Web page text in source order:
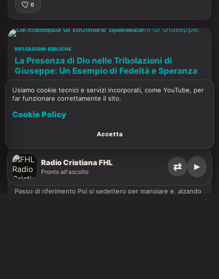
0
RIFLESSIONI-BIBLICHE
La Presenza di Dio nelle Tribolazioni di
Giuseppe: Un Esempio di Fedeltà e Speranza
ufficiale del faraone, capitano delle guardie, un Egiziano,…
0
RIFLESSIONI-BIBLICHE
Dal Tradimento alla Salvezza: Il Piano di Dio
nelle Prove di Giuseppe.
Passo di riferimento Poi si sedettero per mangiare e, alzando
Radio Cristiana FHL
Pronto all'ascolto ⇄ ▶
Usiamo cookie tecnici e servizi incorporati, come YouTube, per
far funzionare correttamente il sito.
Cookie Policy
Accetta